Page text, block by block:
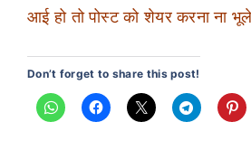
आई हो तो पोस्ट को शेयर करना ना
Don’t forget to share this post!